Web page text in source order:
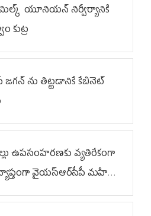
మిల్క్‌ యూనియన్‌ నిర్వీర్యానికి
కుట్ర
ను తిట్టడానికే కేబినెట్‌
ఉపసంహరణకు వ్యతిరేకంగా
వైయ‌స్ఆర్‌సీపీ మహిళా
ఆందోళనలు